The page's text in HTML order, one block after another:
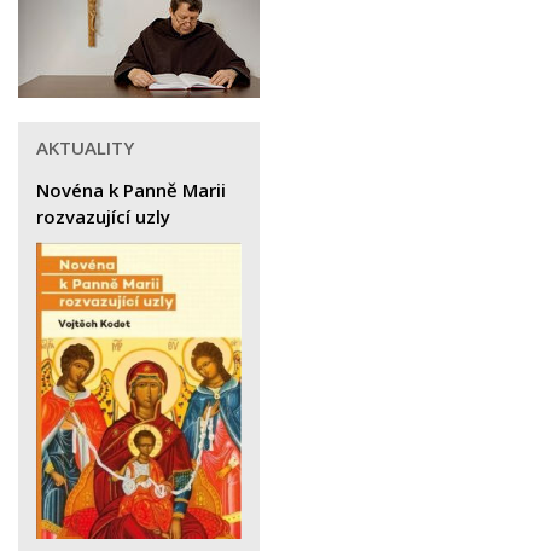
AKTUALITY
Novéna k Panně Marii
rozvazující uzly